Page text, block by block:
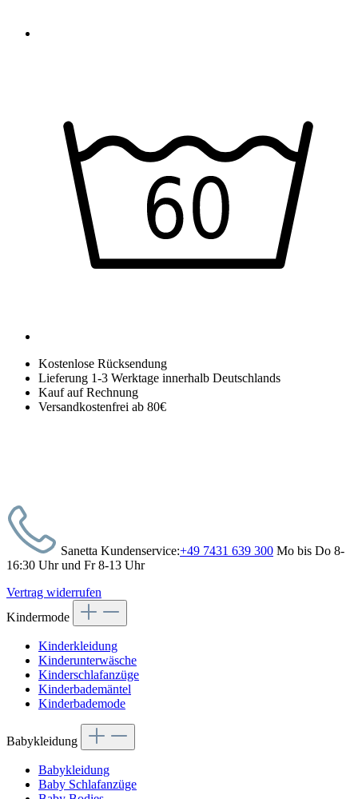
Kostenlose Rücksendung
Lieferung 1-3 Werktage innerhalb Deutschlands
Kauf auf Rechnung
Versandkostenfrei ab 80€
Sanetta Kundenservice:+49 7431 639 300 Mo bis Do 8-
16:30 Uhr und Fr 8-13 Uhr
Vertrag widerrufen
Kindermode
Kinderkleidung
Kinderunterwäsche
Kinderschlafanzüge
Kinderbademäntel
Kinderbademode
Babykleidung
Babykleidung
Baby Schlafanzüge